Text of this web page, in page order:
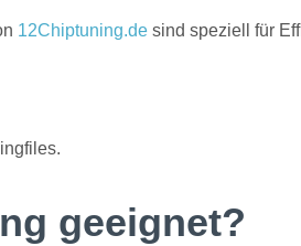
12Chiptuning.de sind speziell für
geeignet?